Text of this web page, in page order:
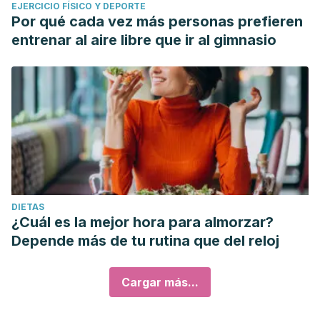
EJERCICIO FÍSICO Y DEPORTE
Por qué cada vez más personas prefieren
entrenar al aire libre que ir al gimnasio
DIETAS
¿Cuál es la mejor hora para almorzar?
Depende más de tu rutina que del reloj
Cargar más...